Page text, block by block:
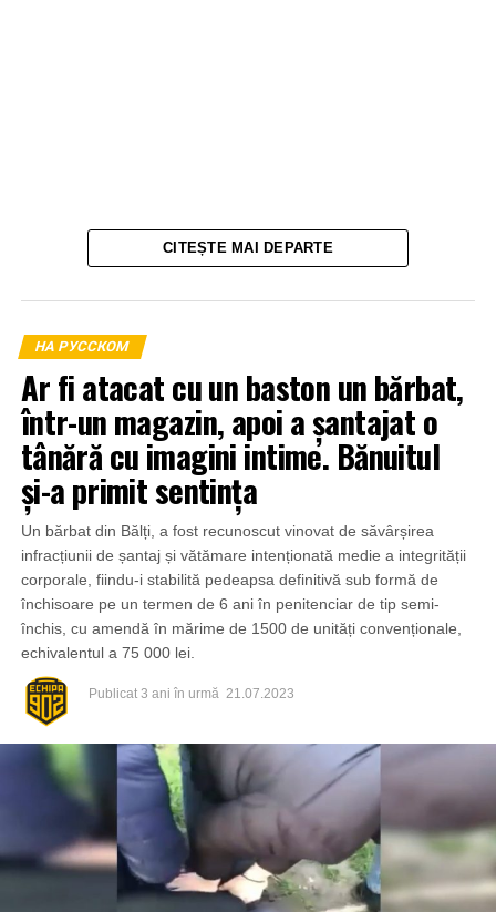
CITEȘTE MAI DEPARTE
НА РУССКОМ
Ar fi atacat cu un baston un bărbat,
într-un magazin, apoi a șantajat o
tânără cu imagini intime. Bănuitul
și-a primit sentința
Un bărbat din Bălți, a fost recunoscut vinovat de săvârșirea
infracțiunii de șantaj și vătămare intenționată medie a integrității
corporale, fiindu-i stabilită pedeapsa definitivă sub formă de
închisoare pe un termen de 6 ani în penitenciar de tip semi-
închis, cu amendă în mărime de 1500 de unități convenționale,
echivalentul a 75 000 lei.
Publicat 3 ani în urmă 21.07.2023